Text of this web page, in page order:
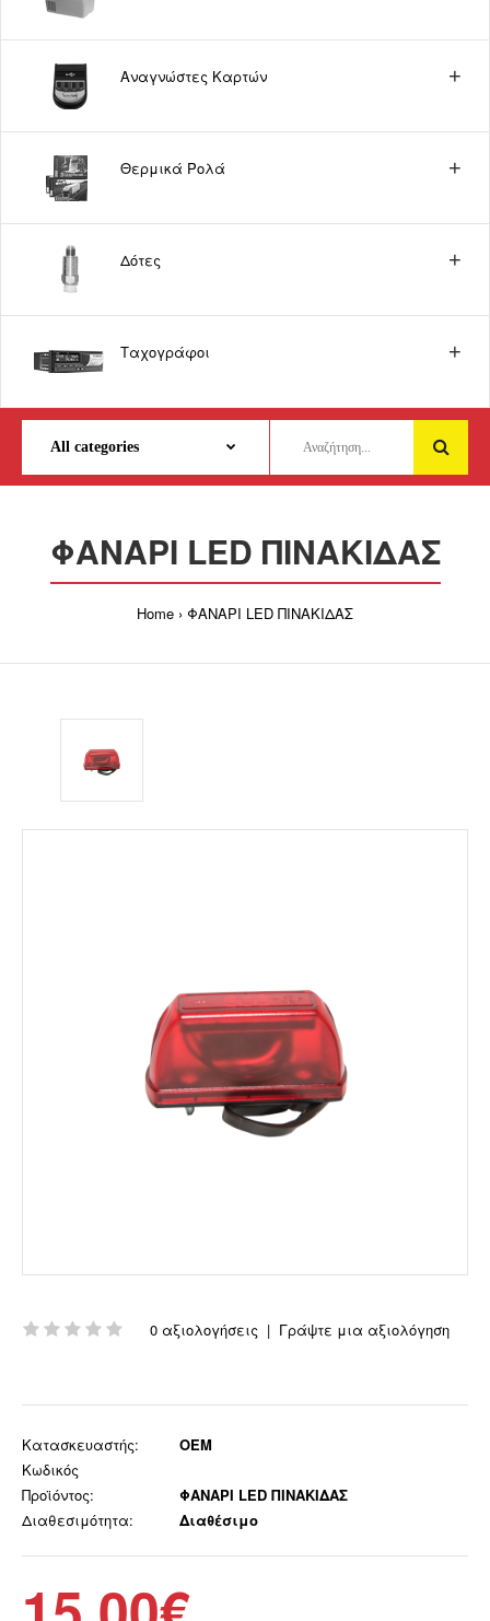
Αναγνώστες Καρτών
Θερμικά Ρολά
Δότες
Ταχογράφοι
ΦΑΝΑΡΙ LED ΠΙΝΑΚΙΔΑΣ
Home ΦΑΝΑΡΙ LED ΠΙΝΑΚΙΔΑΣ
0 αξιολογήσεις | Γράψτε μια αξιολόγηση
Κατασκευαστής:
OEM
Κωδικός
Προϊόντος:
ΦΑΝΑΡΙ LED ΠΙΝΑΚΙΔΑΣ
Διαθεσιμότητα:
Διαθέσιμο